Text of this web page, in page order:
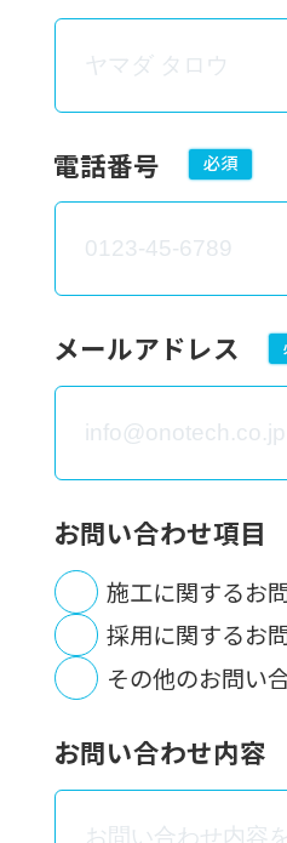
電話番号 必須
メールアドレス
お問い合わせ項目
施工に関するお
採用に関するお
その他のお問い
お問い合わせ内容